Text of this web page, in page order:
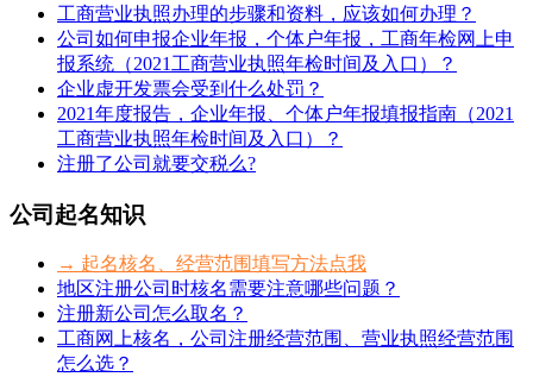
工商营业执照办理的步骤和资料，应该如何办理？
公司如何申报企业年报，个体户年报，工商年检网上申
报系统（2021工商营业执照年检时间及入口）？
企业虚开发票会受到什么处罚？
2021年度报告，企业年报、个体户年报填报指南（2021
工商营业执照年检时间及入口）？
注册了公司就要交税么?
公司起名知识
→ 起名核名、经营范围填写方法点我
地区注册公司时核名需要注意哪些问题？
注册新公司怎么取名？
工商网上核名，公司注册经营范围、营业执照经营范围
怎么选？